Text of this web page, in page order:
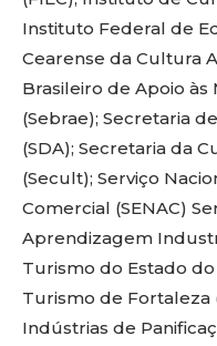
Instituto Federal de
Cearense da Cultura
Brasileiro de Apoio
(Sebrae); Secretaria
(SDA); Secretaria da
(Secult); Serviço
Comercial (SENAC)
Aprendizagem
Turismo do Estado
Turismo de Fortaleza
Indústrias de